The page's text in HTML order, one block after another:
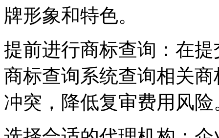
牌形象和特色。
提前进行商标查询：在
商标查询系统查询相关
冲突，降低复审费用风险